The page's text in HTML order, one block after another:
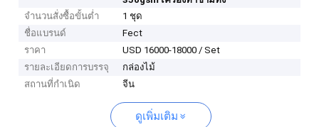
จำนวนสั่งซื้อขั้นต่ำ
1 ชุด
ชื่อแบรนด์
Fect
ราคา
USD 16000-18000 / Set
รายละเอียดการบรรจุ
กล่องไม้
สถานที่กำเนิด
จีน
ดูเพิ่มเติม